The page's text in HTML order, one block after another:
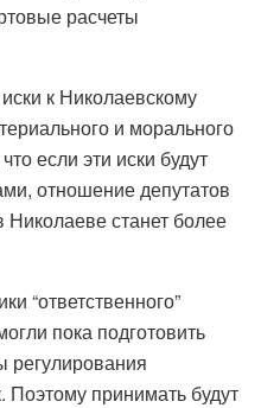
расчеты
к Николаевскому
и морального
если эти иски будут
отношение депутатов
Николаеве станет более
“ответственного”
пока подготовить
регулирования
Поэтому принимать будут